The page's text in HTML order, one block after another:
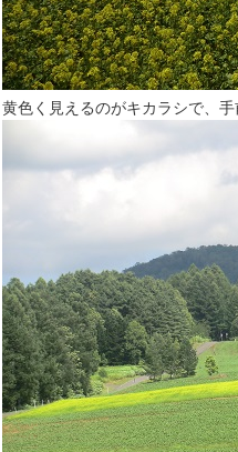
黄色く見えるのがキカラシで、